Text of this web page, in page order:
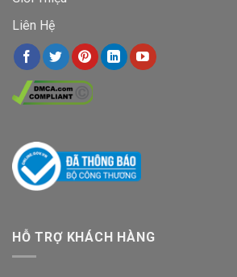
Liên Hệ
HỖ TRỢ KHÁCH HÀNG